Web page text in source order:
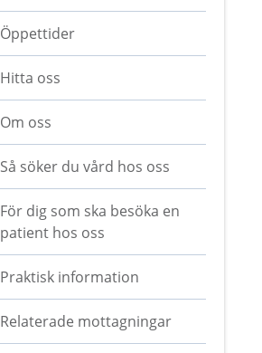
Öppettider
Hitta oss
Om oss
Så söker du vård hos oss
För dig som ska besöka en
patient hos oss
Praktisk information
Relaterade mottagningar